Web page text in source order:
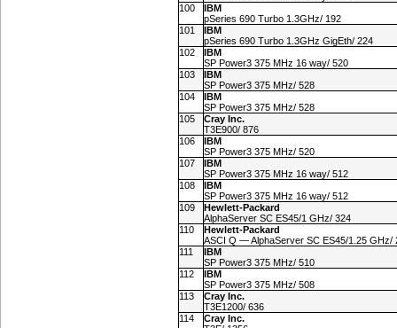
100
IBM
pSeries 690 Turbo 1.3GHz/ 192
101
IBM
pSeries 690 Turbo 1.3GHz GigEth/ 224
102
IBM
SP Power3 375 MHz 16 way/ 520
103
IBM
SP Power3 375 MHz/ 528
104
IBM
SP Power3 375 MHz/ 528
105
Cray Inc.
T3E900/ 876
106
IBM
SP Power3 375 MHz/ 520
107
IBM
SP Power3 375 MHz 16 way/ 512
108
IBM
SP Power3 375 MHz 16 way/ 512
109
Hewlett-Packard
AlphaServer SC ES45/1 GHz/ 324
110
Hewlett-Packard
ASCI Q — AlphaServer SC ES45/1.25 GHz/
111
IBM
SP Power3 375 MHz/ 510
112
IBM
SP Power3 375 MHz/ 508
113
Cray Inc.
T3E1200/ 636
114
Cray Inc.